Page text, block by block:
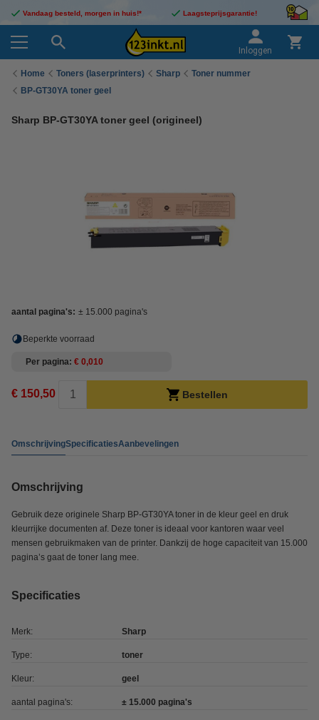
Vandaag besteld, morgen in huis!* Laagsteprijsgarantie!
Inloggen
Home Toners (laserprinters) Sharp
Toner nummer
BP-GT30YA toner geel
Sharp BP-GT30YA toner geel (origineel)
aantal pagina's: ± 15.000 pagina's
Beperkte voorraad
Per pagina € 0,010
€ 150,50 Bestellen
OmschrijvingSpecificatiesAanbevelingen
Omschrijving
Gebruik deze originele Sharp BP-GT30YA toner in de kleur geel en druk
kleurrijke documenten af. Deze toner is ideaal voor kantoren waar veel
mensen gebruikmaken van de printer. Dankzij de hoge capaciteit van 15.000
pagina’s gaat de toner lang mee.
Specificaties
Merk: Sharp
Type: toner
Kleur: geel
aantal pagina's: ± 15.000 pagina's